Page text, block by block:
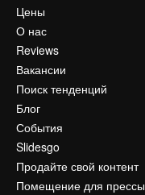
Цены
О нас
Reviews
Вакансии
Поиск тенденций
Блог
События
Slidesgo
Продайте свой контент
Помещение для прессы